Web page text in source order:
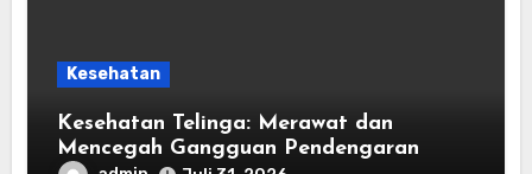
Kesehatan
Kesehatan Telinga: Merawat dan
Mencegah Gangguan Pendengaran